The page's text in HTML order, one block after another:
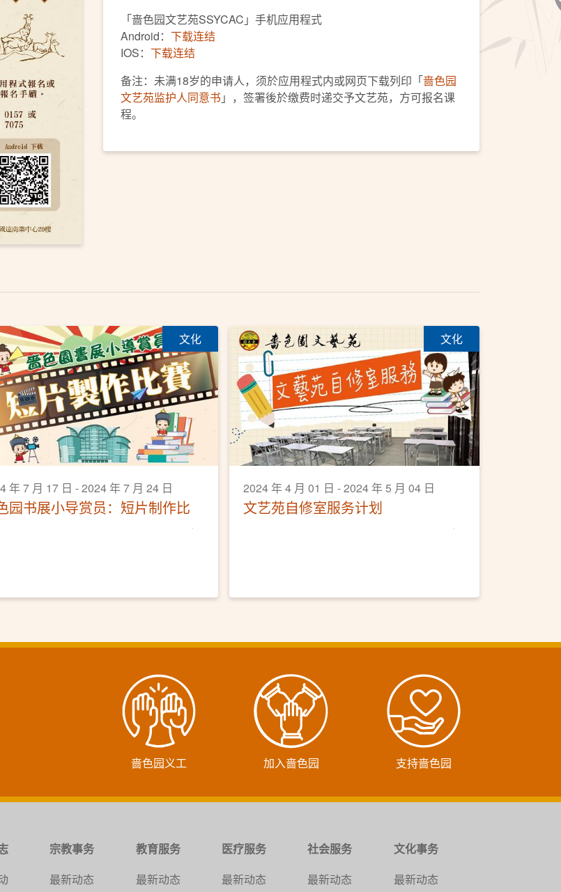
「啬色园文艺苑SSYCAC」手机应用程式
Android： 下载连结
IOS： 下载连结
备注：未满18岁的申请人，须於应用程式内或网页下载列印「啬色园
文艺苑监护人同意书 」，签署後於缴费时递交予文艺苑，方可报名课
程。
文化
年 7 月 17 日 - 2024 年 7 月 24 日
园书展小导赏员：短片制作比
文化
2024 年 4 月 01 日 - 2024 年 5 月 04 日
文艺苑自修室服务计划
啬色园义工 加入啬色园 支持啬色园
宗教事务
最新动态
教育服务
最新动态
医疗服务
最新动态
社会服务
最新动态
文化事务
最新动态